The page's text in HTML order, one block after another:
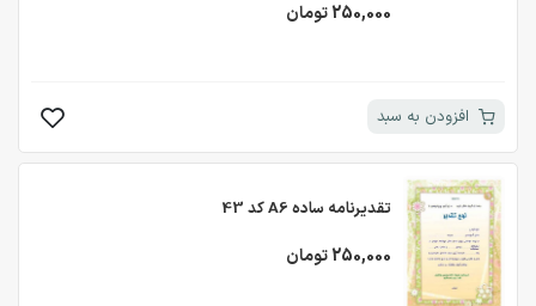
250,000 تومان
افزودن به سبد
تقدیرنامه ساده A6 کد 43
250,000 تومان